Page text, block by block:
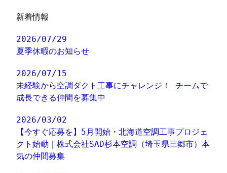
新着情報
2026/07/29
夏季休暇のお知らせ
2026/07/15
未経験から空調ダクト工事にチャレンジ！ チームで
成長できる仲間を募集中
2026/03/02
【今すぐ応募を】5月開始・北海道空調工事プロジェ
クト始動｜株式会社SAD杉本空調（埼玉県三郷市）本
気の仲間募集